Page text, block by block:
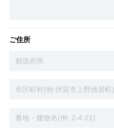
ご住所